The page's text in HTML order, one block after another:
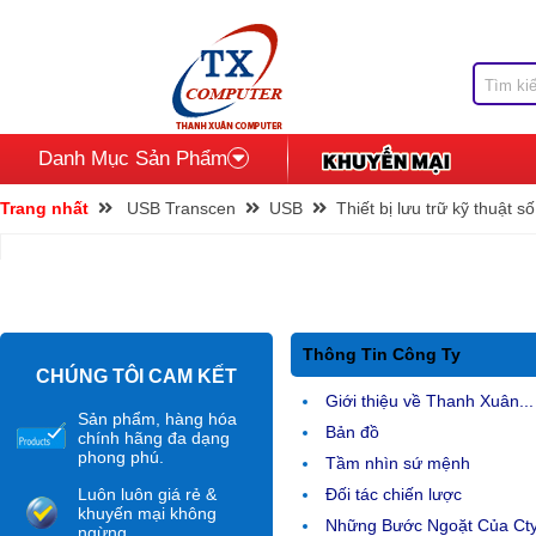
Danh Mục Sản Phẩm
Trang nhất USB Transcen USB Thiết bị lưu trữ kỹ thuật số
CHÚNG TÔI CAM KẾT
Sản phẩm, hàng hóa
chính hãng đa dạng
phong phú.
Luôn luôn giá rẻ &
khuyến mại không
Thông Tin Công Ty
Giới thiệu về Thanh Xuân...
Bản đồ
Tầm nhìn sứ mệnh
Đối tác chiến lược
Những Bước Ngoặt Của